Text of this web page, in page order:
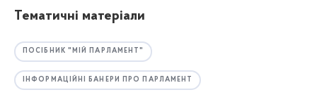
Тематичні матеріали
ПОСІБНИК "МІЙ ПАРЛАМЕНТ"
ІНФОРМАЦІЙНІ БАНЕРИ ПРО ПАРЛАМЕНТ